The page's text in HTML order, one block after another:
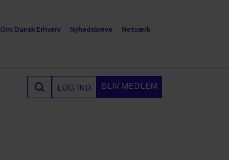
Om Dansk Erhverv Nyhedsbreve Netværk
LOG IND BLIV MEDLEM